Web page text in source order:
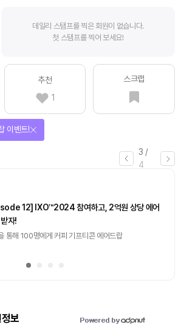
데일리 스탬프를 찍은 회원이 없습니다.
첫 스탬프를 찍어 보세요!
추천
1
스크랩
3 /
4
이벤트!
12] IXO™2024 참여하고, 2억원 상당 에어
자!
통해 100명에게 커피 기프티콘 에어드랍
보